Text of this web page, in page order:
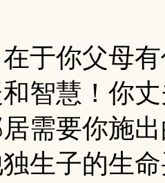
于你父母
智慧！你
需要你施
生子的生